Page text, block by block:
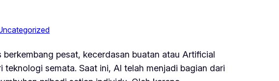
berkembang pesat, kecerdasan buatan atau Artificial
semata. Saat ini, AI telah menjadi bagian dari